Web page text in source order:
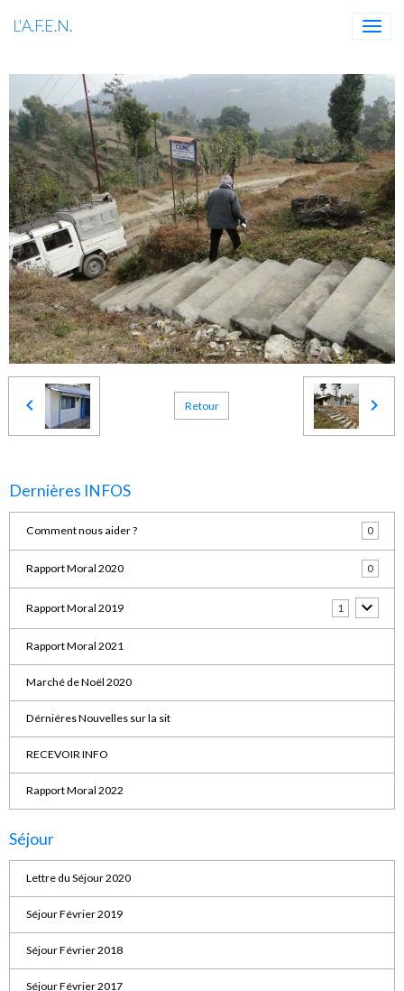
L'A.F.E.N.
Retour
Dernières INFOS
Comment nous aider ? 0
Rapport Moral 2020 0
Rapport Moral 2019 1
Rapport Moral 2021
Marché de Noël 2020
Dérniéres Nouvelles sur la sit
RECEVOIR INFO
Rapport Moral 2022
Séjour
Lettre du Séjour 2020
Séjour Février 2019
Séjour Février 2018
Séjour Février 2017